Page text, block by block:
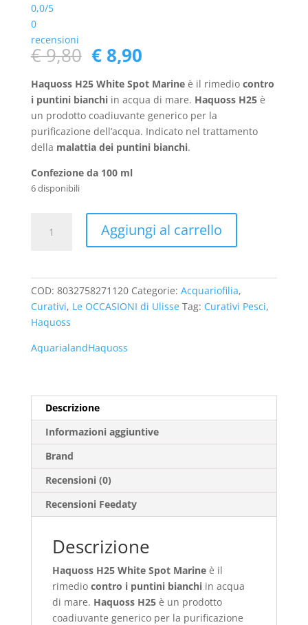
0,0/5
0
recensioni
€9,80 Il
prezzo
originale
era:
€ 9,80.
€8,90Il
attuale
è:
€ 8,90.
Haquoss H25 White Spot Marineè il rimedio contro
i puntini bianchiin acqua di mare. Haquoss H25è
un prodotto coadiuvante generico per la
purificazione dell’acqua. Indicato nel trattamento
della malattia dei puntini bianchi.
Confezione da 100 ml
6 disponibili
Puntini
quantità
Aggiungi al carrello
COD: 8032758271120 Categorie: Acquariofilia,
Curativi, Le OCCASIONI di Ulisse Tag: Curativi Pesci,
Haquoss
AquarialandHaquoss
Descrizione
Informazioni aggiuntive
Brand
Recensioni (0)
Recensioni Feedaty
Descrizione
Haquoss H25 White Spot Marineè il
rimedio contro i puntini bianchiin acqua
di mare. Haquoss H25è un prodotto
coadiuvante generico per la purificazione